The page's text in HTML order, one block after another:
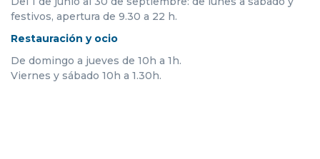
festivos, apertura de 9.30 a 22 h.
Restauración y ocio
De domingo a jueves de 10h a 1h.
Viernes y sábado 10h a 1.30h.